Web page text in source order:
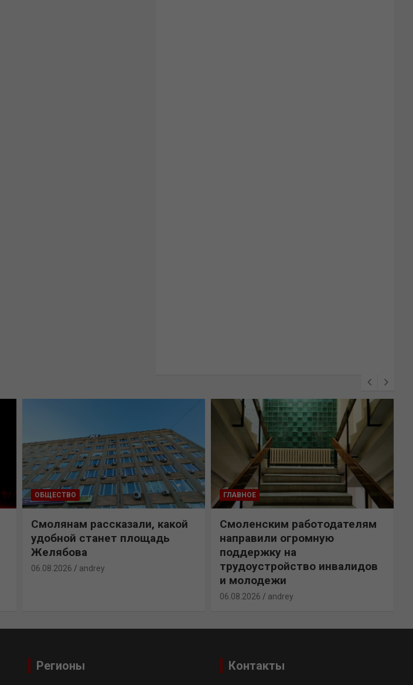
ОБЩЕСТВО
Смолянам рассказали, какой
удобной станет площадь
Желябова
06.08.2026 andrey
ГЛАВНОЕ
Смоленским работодателям
направили огромную
поддержку на
трудоустройство инвалидов
и молодежи
06.08.2026 andrey
Регионы Контакты